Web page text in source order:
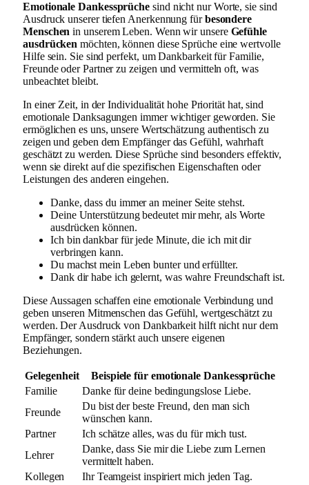
Emotionale Dankessprüche sind nicht nur Worte, sie sind
Ausdruck unserer tiefen Anerkennung fürbesondere
Menschen in unserem Leben. Wenn wir unsere Gefühle
ausdrücken möchten, können diese Sprüche eine wertvolle
Hilfe sein. Sie sind perfekt, um Dankbarkeit für Familie,
Freunde oder Partner zu zeigen und vermitteln oft, was
unbeachtet bleibt.
In einer Zeit, in der Individualität hohe Priorität hat, sind
emotionale Danksagungen immer wichtiger geworden. Sie
ermöglichen es uns, unsere Wertschätzung authentisch zu
zeigen und geben dem Empfänger das Gefühl, wahrhaft
geschätzt zu werden. Diese Sprüche sind besonders effektiv,
wenn sie direkt auf die spezifischen Eigenschaften oder
Leistungen des anderen eingehen.
Danke, dass du immer an meiner Seite stehst.
Deine Unterstützung bedeutet mir mehr, als Worte
ausdrücken können.
Ich bin dankbar für jede Minute, die ich mit dir
verbringen kann.
Du machst mein Leben bunter und erfüllter.
Dank dir habe ich gelernt, was wahre Freundschaft ist.
Diese Aussagen schaffen eine emotionale Verbindung und
geben unseren Mitmenschen das Gefühl, wertgeschätzt zu
werden. Der Ausdruck von Dankbarkeit hilft nicht nur dem
Empfänger, sondern stärkt auch unsere eigenen
Beziehungen.
Gelegenheit
Beispiele für emotionale Dankessprüche
Familie
Danke für deine bedingungslose Liebe.
Freunde
Du bist der beste Freund, den man sich
wünschen kann.
Partner
Ich schätze alles, was du für mich tust.
Lehrer
Danke, dass Sie mir die Liebe zum Lernen
vermittelt haben.
Kollegen
Ihr Teamgeist inspiriert mich jeden Tag.